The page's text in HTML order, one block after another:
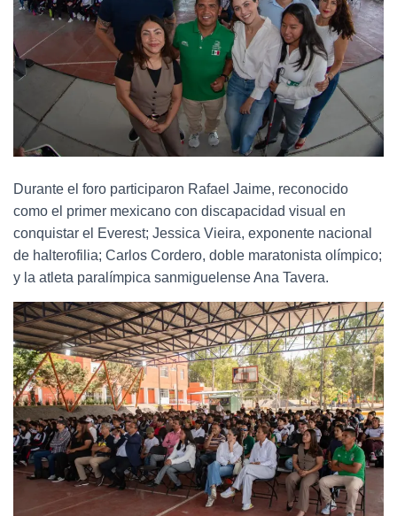
Durante el foro participaron Rafael Jaime, reconocido
como el primer mexicano con discapacidad visual en
conquistar el Everest; Jessica Vieira, exponente nacional
de halterofilia; Carlos Cordero, doble maratonista olímpico;
y la atleta paralímpica sanmiguelense Ana Tavera.